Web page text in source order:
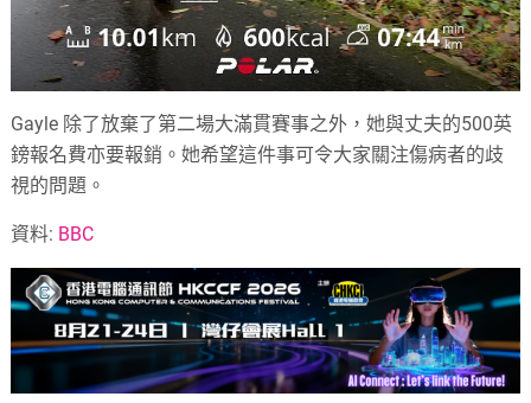
Gayle 除了放棄了第二場大滿貫賽事之外，她與丈夫的500英
鎊報名費亦要報銷。她希望這件事可令大家關注傷病者的歧
視的問題。
資料: BBC